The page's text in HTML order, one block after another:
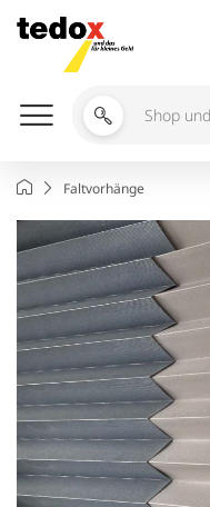
Inhalt
springen
Shop
durchsuchen
StartseiteFaltvorhänge